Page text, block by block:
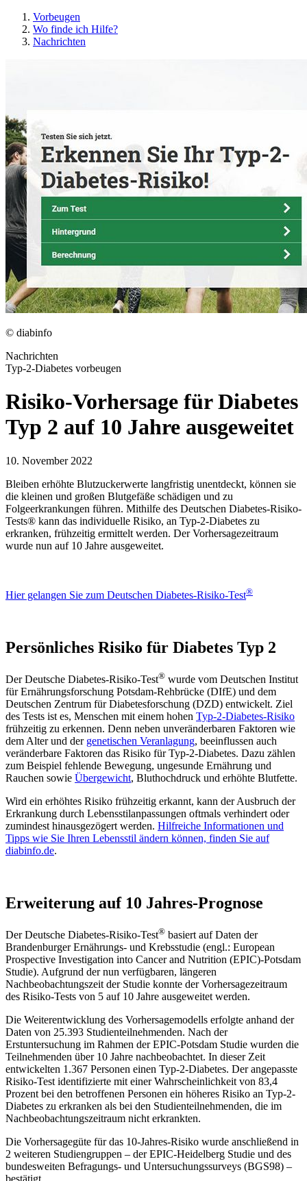
Vorbeugen
Wo finde ich Hilfe?
Nachrichten
© diabinfo
Nachrichten
Typ-2-Diabetes vorbeugen
Risiko-Vorhersage für Diabetes
Typ 2 auf 10 Jahre ausgeweitet
10. November 2022
Bleiben erhöhte Blutzuckerwerte langfristig unentdeckt, können sie
die kleinen und großen Blutgefäße schädigen und zu
Folgeerkrankungen führen. Mithilfe des Deutschen Diabetes-Risiko-
Tests® kann das individuelle Risiko, an Typ-2-Diabetes zu
erkranken, frühzeitig ermittelt werden. Der Vorhersagezeitraum
wurde nun auf 10 Jahre ausgeweitet.
Hier gelangen Sie zum Deutschen Diabetes-Risiko-Test®
Persönliches Risiko für Diabetes Typ 2
Der Deutsche Diabetes-Risiko-Test® wurde vom Deutschen Institut
für Ernährungsforschung Potsdam-Rehbrücke (DIfE) und dem
Deutschen Zentrum für Diabetesforschung (DZD) entwickelt. Ziel
des Tests ist es, Menschen mit einem hohen Typ-2-Diabetes-Risiko
frühzeitig zu erkennen. Denn neben unveränderbaren Faktoren wie
dem Alter und der genetischen Veranlagung, beeinflussen auch
veränderbare Faktoren das Risiko für Typ-2-Diabetes. Dazu zählen
zum Beispiel fehlende Bewegung, ungesunde Ernährung und
Rauchen sowie Übergewicht, Bluthochdruck und erhöhte Blutfette.
Wird ein erhöhtes Risiko frühzeitig erkannt, kann der Ausbruch der
Erkrankung durch Lebensstilanpassungen oftmals verhindert oder
zumindest hinausgezögert werden. Hilfreiche Informationen und
Tipps wie Sie Ihren Lebensstil ändern können, finden Sie auf
diabinfo.de.
Erweiterung auf 10 Jahres-Prognose
Der Deutsche Diabetes-Risiko-Test® basiert auf Daten der
Brandenburger Ernährungs- und Krebsstudie (engl.: European
Prospective Investigation into Cancer and Nutrition (EPIC)-Potsdam
Studie). Aufgrund der nun verfügbaren, längeren
Nachbeobachtungszeit der Studie konnte der Vorhersagezeitraum
des Risiko-Tests von 5 auf 10 Jahre ausgeweitet werden.
Die Weiterentwicklung des Vorhersagemodells erfolgte anhand der
Daten von 25.393 Studienteilnehmenden. Nach der
Erstuntersuchung im Rahmen der EPIC-Potsdam Studie wurden die
Teilnehmenden über 10 Jahre nachbeobachtet. In dieser Zeit
entwickelten 1.367 Personen einen Typ-2-Diabetes. Der angepasste
Risiko-Test identifizierte mit einer Wahrscheinlichkeit von 83,4
Prozent bei den betroffenen Personen ein höheres Risiko an Typ-2-
Diabetes zu erkranken als bei den Studienteilnehmenden, die im
Nachbeobachtungszeitraum nicht erkrankten.
Die Vorhersagegüte für das 10-Jahres-Risiko wurde anschließend in
2 weiteren Studiengruppen – der EPIC-Heidelberg Studie und des
bundesweiten Befragungs- und Untersuchungssurveys (BGS98) –